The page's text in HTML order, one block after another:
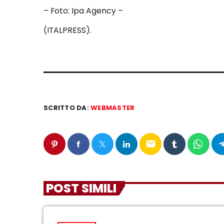
– Foto: Ipa Agency –
(ITALPRESS).
SCRITTO DA:WEBMASTER
email
POST SIMILI